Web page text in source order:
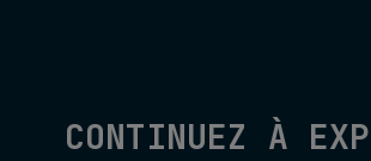
CONTINUEZ À